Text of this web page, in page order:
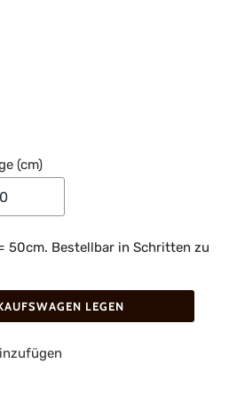
(cm)
50cm. Bestellbar in Schritten zu
LEGEN